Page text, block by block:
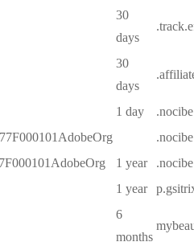
30
days
30
days
1 day
1 year
1 year
6
months